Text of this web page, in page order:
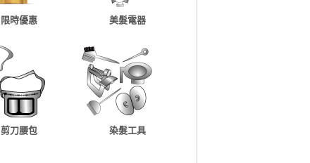
限時優惠 美髮電器
剪刀腰包 染髮工具